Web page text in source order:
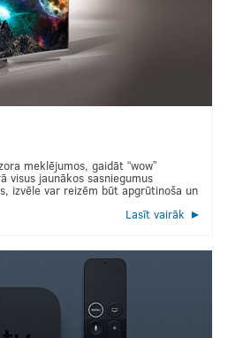
meklējumos, gaidāt “wow”
visus jaunākos sasniegumus
izvēle var reizēm būt apgrūtinoša un
Lasīt vairāk